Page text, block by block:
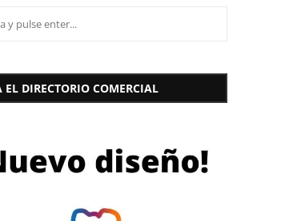
EL DIRECTORIO COMERCIAL